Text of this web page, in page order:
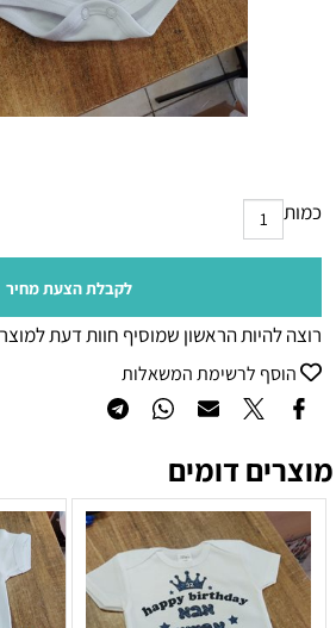
כמות
לקבלת הצעת מחיר
רוצה להיות הראשון שמוסיף חוות דעת
הוסף לרשימת המשאלות
מוצרים דומים